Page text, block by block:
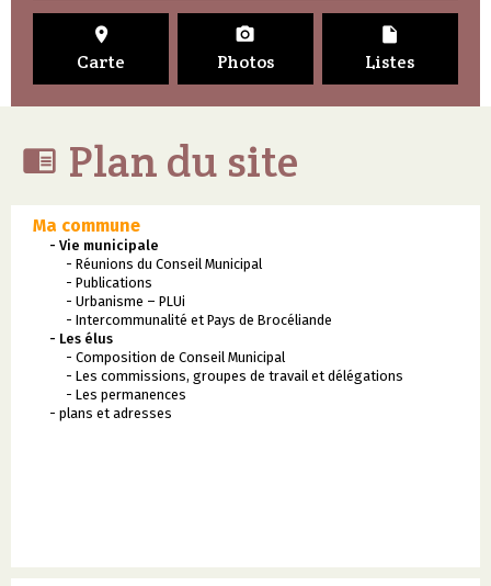

Carte

Photos

Listes
 Plan du site
Ma commune
- Vie municipale
- Réunions du Conseil Municipal
- Publications
- Urbanisme – PLUi
- Intercommunalité et Pays de Brocéliande
- Les élus
- Composition de Conseil Municipal
- Les commissions, groupes de travail et délégations
- Les permanences
- plans et adresses